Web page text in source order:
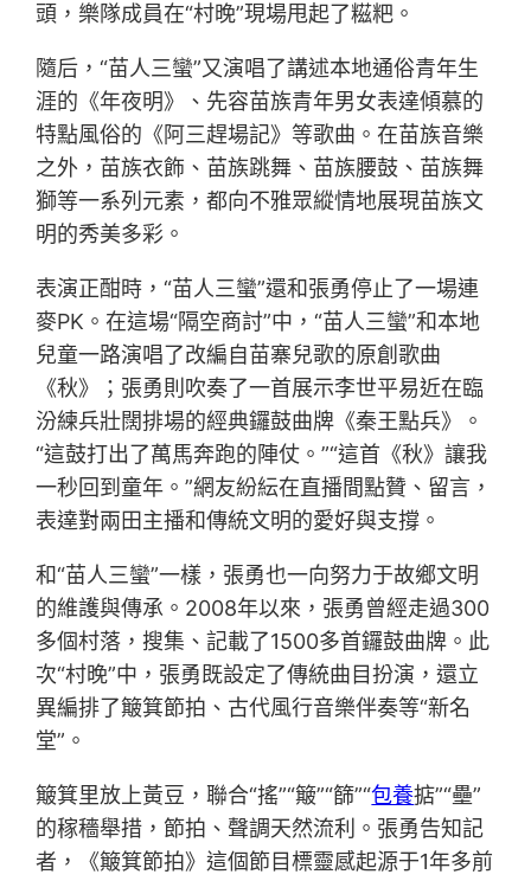
頭，樂隊成員在“村晚”現場甩起了糍粑。
隨后，“苗人三蠻”又演唱了講述本地通俗青年生
涯的《年夜明》、先容苗族青年男女表達傾慕的
特點風俗的《阿三趕場記》等歌曲。在苗族音樂
之外，苗族衣飾、苗族跳舞、苗族腰鼓、苗族舞
獅等一系列元素，都向不雅眾縱情地展現苗族文
明的秀美多彩。
表演正酣時，“苗人三蠻”還和張勇停止了一場連
麥PK。在這場“隔空商討”中，“苗人三蠻”和本地
兒童一路演唱了改編自苗寨兒歌的原創歌曲
《秋》；張勇則吹奏了一首展示李世平易近在臨
汾練兵壯闊排場的經典鑼鼓曲牌《秦王點兵》。
“這鼓打出了萬馬奔跑的陣仗。”“這首《秋》讓我
一秒回到童年。”網友紛紜在直播間點贊、留言，
表達對兩田主播和傳統文明的愛好與支撐。
和“苗人三蠻”一樣，張勇也一向努力于故鄉文明
的維護與傳承。2008年以來，張勇曾經走過300
多個村落，搜集、記載了1500多首鑼鼓曲牌。此
次“村晚”中，張勇既設定了傳統曲目扮演，還立
異編排了簸箕節拍、古代風行音樂伴奏等“新名
堂”。
簸箕里放上黃豆，聯合“搖”“簸”“篩”“包養掂”“壘”
的稼穡舉措，節拍、聲調天然流利。張勇告知記
者，《簸箕節拍》這個節目標靈感起源于1年多前